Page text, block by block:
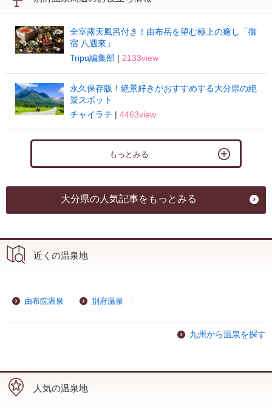
全室露天風呂付き！由布岳を望む極上の癒し「御
宿 八遇來」
Tripα編集部| 2133view
永久保存版！絶景好きがおすすめする大分県の絶
景スポット
チャイラテ | 4463view
もっとみる
大分県の人気記事をもっとみる
近くの温泉地
由布院温泉 別府温泉
九州から温泉を探す
人気の温泉地